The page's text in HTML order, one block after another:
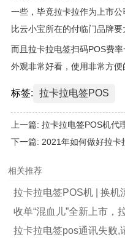
一些，毕竟拉卡拉作为上市
比云小宝所在的付临门品牌要
而且拉卡拉电签扫码POS费
外观非常好看，使用非常方便
标签: 拉卡拉电签POS
上一篇: 拉卡拉电签POS机代
下一篇: 2021年如何做好拉卡
相关推荐
拉卡拉电签POS机 | 换机
收单“混血儿”全新上市，
拉卡拉电签pos通讯失败,